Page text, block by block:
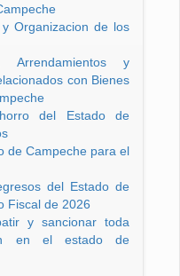
Organizacion de los
Arrendamientos y
con Bienes
del Estado de
de Campeche para el
del Estado de
Fiscal de 2026
y sancionar toda
en el estado de